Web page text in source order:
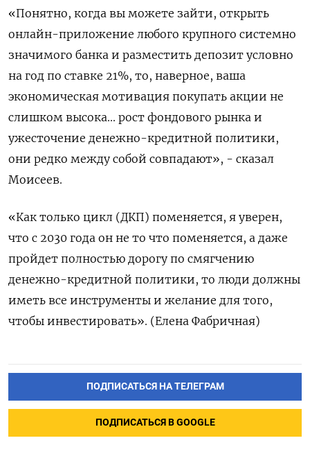
«Понятно, когда вы можете зайти, открыть
онлайн-приложение любого крупного системно
значимого банка и разместить депозит условно
на год по ставке 21%, то, наверное, ваша
экономическая мотивация покупать акции не
слишком высока... рост фондового рынка и
ужесточение денежно-кредитной политики,
они редко между собой совпадают», - сказал
Моисеев.
«Как только цикл (ДКП) поменяется, я уверен,
что с 2030 года он не то что поменяется, а даже
пройдет полностью дорогу по смягчению
денежно-кредитной политики, то люди должны
иметь все инструменты и желание для того,
чтобы инвестировать». (Елена Фабричная)
ПОДПИСАТЬСЯ НА ТЕЛЕГРАМ
ПОДПИСАТЬСЯ В GOOGLE